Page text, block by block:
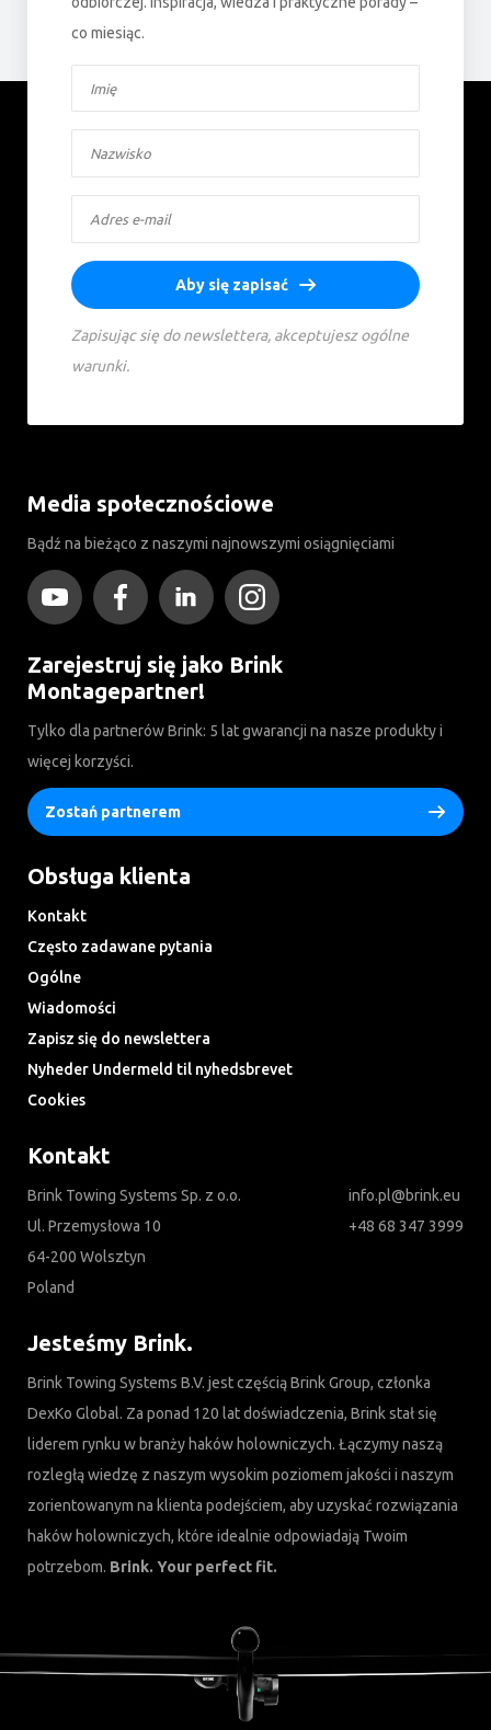
co miesiąc.
Aby się zapisać
Zapisując się do newslettera, akceptujesz ogólne
warunki.
Media społecznościowe
Bądź na bieżąco z naszymi najnowszymi osiągnięciami
Zarejestruj się jako Brink
Montagepartner!
Tylko dla partnerów Brink: 5 lat gwarancji na nasze produkty i
więcej korzyści.
Zostań partnerem
Obsługa klienta
Kontakt
Często zadawane pytania
Ogólne
Wiadomości
Zapisz się do newslettera
Nyheder Undermeld til nyhedsbrevet
Cookies
Kontakt
Brink Towing Systems Sp. z o.o.
Ul. Przemysłowa 10
64-200 Wolsztyn
Poland
info.pl@brink.eu
+48 68 347 3999
Jesteśmy Brink.
Brink Towing Systems B.V. jest częścią Brink Group, członka
DexKo Global. Za ponad 120 lat doświadczenia, Brink stał się
liderem rynku w branży haków holowniczych. Łączymy naszą
rozległą wiedzę z naszym wysokim poziomem jakości i naszym
zorientowanym na klienta podejściem, aby uzyskać rozwiązania
haków holowniczych, które idealnie odpowiadają Twoim
potrzebom. Brink. Your perfect fit.